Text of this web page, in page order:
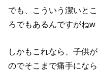
でも、こういう潔いと
ろでもあるんですがねw
しかもこれなら、子供
のでそこまで痛手になら